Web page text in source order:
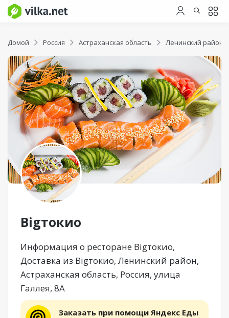
Домой Россия Астраханская область Ленинский район
Bigтокио
Информация о ресторане Bigтокио,
Доставка из Bigтокио, Ленинский район,
Астраханская область, Россия, улица
Галлея, 8А
Заказать при помощи Яндекс Еды